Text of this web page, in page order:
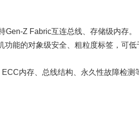
Z Fabric互连总线、存储级内存。
能的对象级安全、粗粒度标签，可
内存、总线结构、永久性故障检测